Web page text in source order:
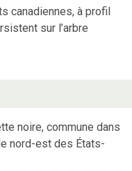
canadiennes, à profil
sur l’arbre
noire, commune dans
nord-est des États-